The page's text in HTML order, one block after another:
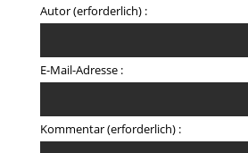
Autor (erforderlich) :
E-Mail-Adresse :
Kommentar (erforderlich) :